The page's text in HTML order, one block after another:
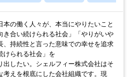
本の働く人々が、本当にやりたいこと
き合い続けられる社会」「やりがいや
、持続性と言った意味での幸せを追求
けられる社会」を
出したい。シェルフィー株式会社はそ
考えを根底にした会社組織です。現